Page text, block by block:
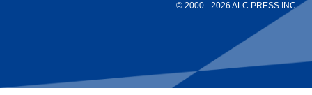
© 2000 - 2026 ALC PRESS INC.